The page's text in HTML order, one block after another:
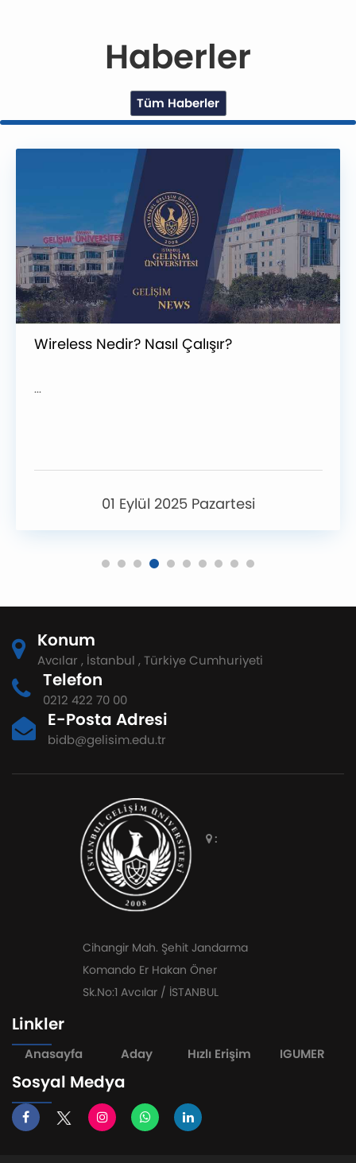
Haberler
Tüm Haberler
Wireless Nedir? Nasıl Çalışır?
...
01 Eylül 2025 Pazartesi
Konum
Avcılar , İstanbul , Türkiye Cumhuriyeti
Telefon
0212 422 70 00
E-Posta Adresi
bidb@gelisim.edu.tr
:
Cihangir Mah. Şehit Jandarma
Komando Er Hakan Öner
Sk.No:1 Avcılar / İSTANBUL
Linkler
Anasayfa Aday Hızlı Erişim IGUMER
Sosyal Medya